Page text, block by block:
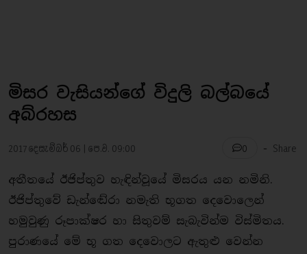
මිසර වැසියන්ගේ විදුලි බල්බයේ
අබ්රහස
2017 දෙසැම්බර් 06 | පෙ.ව. 09:00 0 - Share
අතීතයේ ඊජිප්තුව හැඳින්වූයේ මිසරය යන නමිනි.
ඊජිප්තුවේ ඩැන්ඬේරා නමැති භූගත දෙවොලෙන්
හමුවුණු රූපාක්ෂර හා සිතුවම් සැබැවින්ම විස්මිතය.
පුරාණයේ මේ භූ ගත දෙවොලට ඇතුළු වෙන්න